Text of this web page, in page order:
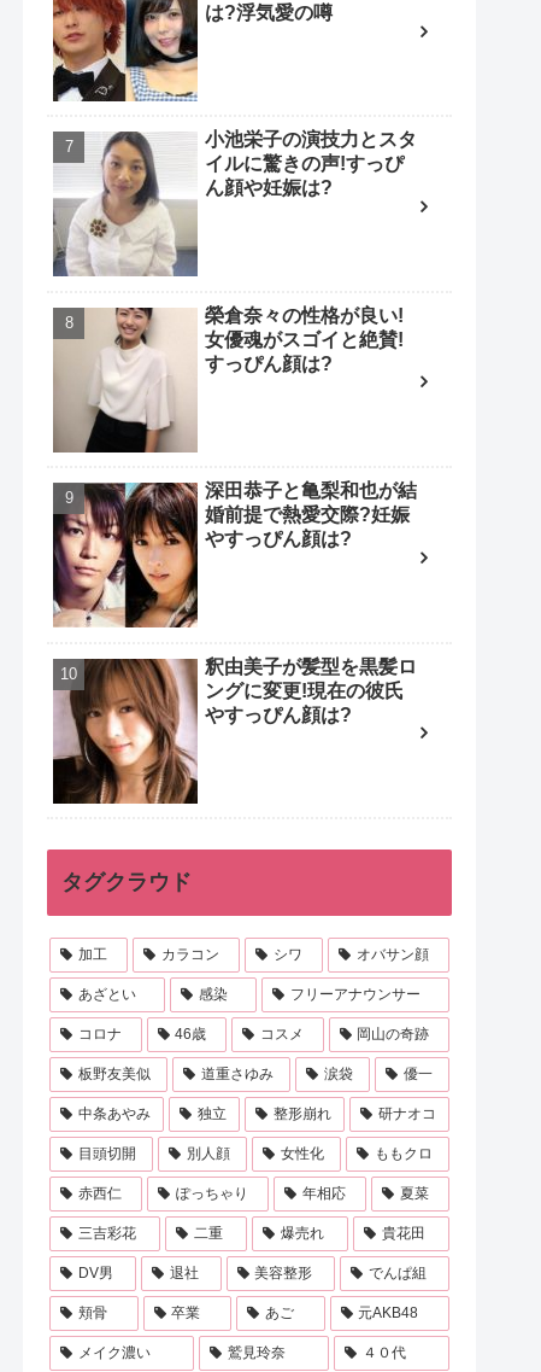
は?浮気愛の噂
小池栄子の演技力とスタ
イルに驚きの声!すっぴ
ん顔や妊娠は?
榮倉奈々の性格が良い!
女優魂がスゴイと絶賛!
すっぴん顔は?
深田恭子と亀梨和也が結
婚前提で熱愛交際?妊娠
やすっぴん顔は?
釈由美子が髪型を黒髪ロ
ングに変更!現在の彼氏
やすっぴん顔は?
タグクラウド
加工 カラコン シワ オバサン顔
あざとい 感染 フリーアナウンサー
コロナ 46歳 コスメ 岡山の奇跡
板野友美似 道重さゆみ 涙袋 優一
中条あやみ 独立 整形崩れ 研ナオコ
目頭切開 別人顔 女性化 ももクロ
赤西仁 ぽっちゃり 年相応 夏菜
三吉彩花 二重 爆売れ 貴花田
DV男 退社 美容整形 でんぱ組
頬骨 卒業 あご 元AKB48
メイク濃い 鷲見玲奈 ４０代